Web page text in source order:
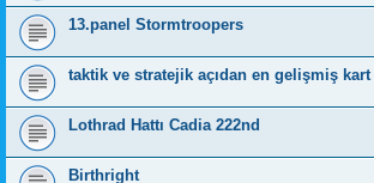
13.panel Stormtroopers
taktik ve stratejik açıdan en gelişmiş
Lothrad Hattı Cadia 222nd
Birthright